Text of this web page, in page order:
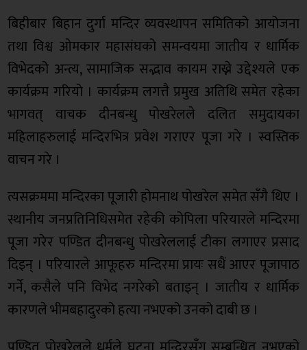
बिहीबार बिहान दुर्गा मन्दिर व्यवस्थापन समितिको आयोजना
तथा विश्व ओमकार महासंघको समन्वयमा जातीय र धार्मिक
विभेदको अन्त्य, सामाजिक सद्भाव कायम राख्ने उद्देश्यले एक
कार्यक्रम गरियो । कार्यक्रम लगत्तै प्रमुख अतिथि समेत रहेका
भागवत् वाचक दीनबन्धु पोखरेलले दलित समुदायका
महिलाहरुलाई मन्दिरभित्र प्रवेश गराएर पूजा गरे । स्वस्तिक
वाचन गरे ।
त्यसक्रममा मन्दिरका पूजारी होमनाथ पोखरेल समेत सँगै थिए ।
स्थानीय जनप्रतिनिधिसमेत रहेकी कोपिला परियारले मन्दिरमा
पूजा गरेर पण्डित दीनबन्धु पोखरेललाई टीका लगाएर प्रसाद
दिइन् । परियारले आफूहरु मन्दिरमा प्रायः सधैं आएर पूजापाठ
गर्ने, कसैले पनि विभेद नगरेको बताइन् । जातीय र धार्मिक
कारणले भीमबहादुरको हत्या नभएको उनको दाबी छ ।